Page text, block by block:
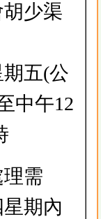
少渠
五(公
中午12
需
期內